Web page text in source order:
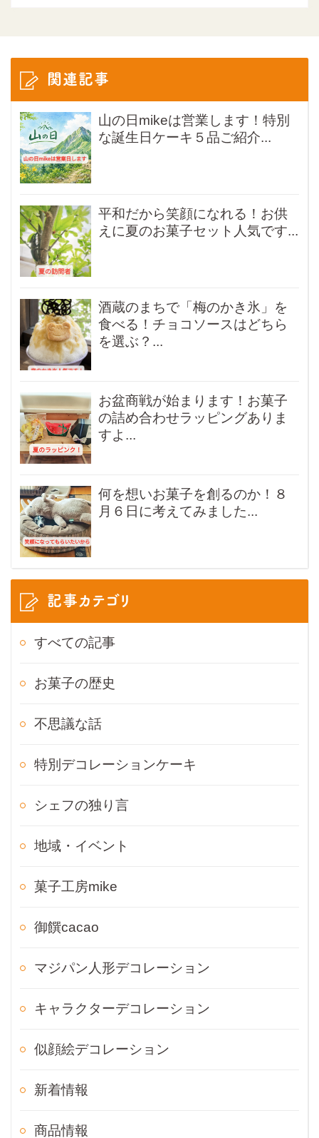
関連記事
山の日mikeは営業します！特別
な誕生日ケーキ５品ご紹介...
平和だから笑顔になれる！お供
えに夏のお菓子セット人気です...
酒蔵のまちで「梅のかき氷」を
食べる！チョコソースはどちら
を選ぶ？...
お盆商戦が始まります！お菓子
の詰め合わせラッピングありま
すよ...
何を想いお菓子を創るのか！８
月６日に考えてみました...
記事カテゴリ
すべての記事
お菓子の歴史
不思議な話
特別デコレーションケーキ
シェフの独り言
地域・イベント
菓子工房mike
御饌cacao
マジパン人形デコレーション
キャラクターデコレーション
似顔絵デコレーション
新着情報
商品情報